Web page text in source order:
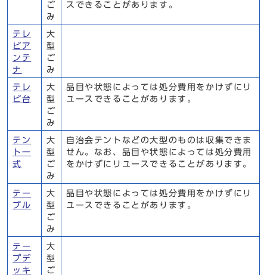
ご
み
スできることがあります。
テレ
ビア
ンテ
ナ
大
型
ご
み
テレ
ビ台
大
型
ご
み
品目や状態によっては処分費用をかけずにリ
ユースできることがあります。
テン
ト一
式
大
型
ご
み
自治会テントなどの大型のものは収集できま
せん。なお、品目や状態によっては処分費用
をかけずにリユースできることがあります。
テー
ブル
大
型
ご
み
品目や状態によっては処分費用をかけずにリ
ユースできることがあります。
テー
プデ
ッキ
大
型
ご